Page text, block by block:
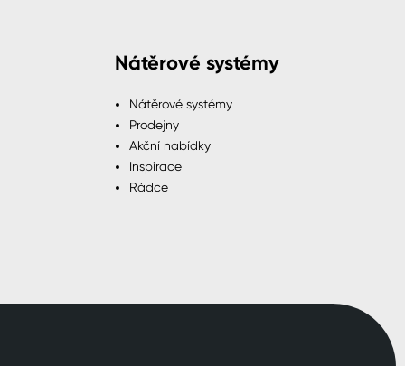
Nátěrové systémy
Nátěrové systémy
Prodejny
Akční nabídky
Inspirace
Rádce